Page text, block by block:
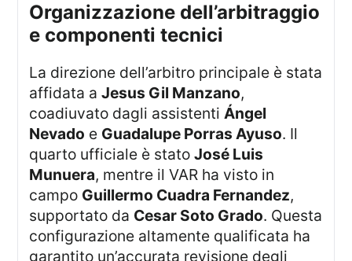
Organizzazione dell’arbitraggio
e componenti tecnici
La direzione dell’arbitro principale è stata
affidata aJesus Gil Manzano,
coadiuvato dagli assistentiÁngel
Nevado e Guadalupe Porras Ayuso. Il
quarto ufficiale è statoJosé Luis
Munuera, mentre il VAR ha visto in
campo Guillermo Cuadra Fernandez,
supportato da Cesar Soto Grado. Questa
configurazione altamente qualificata ha
garantito un’accurata revisione degli